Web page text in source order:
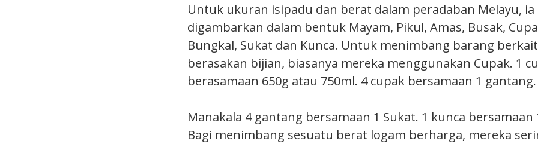
Untuk ukuran isipadu dan berat dalam peradaban Melayu, ia
digambarkan dalam bentuk Mayam, Pikul, Amas, Busak,
Bungkal, Sukat dan Kunca. Untuk menimbang barang
berasakan bijian, biasanya mereka menggunakan Cupak. 1
berasamaan 650g atau 750ml. 4 cupak bersamaan 1 gantang.
Manakala 4 gantang bersamaan 1 Sukat. 1 kunca bersamaan
Bagi menimbang sesuatu berat logam berharga, mereka